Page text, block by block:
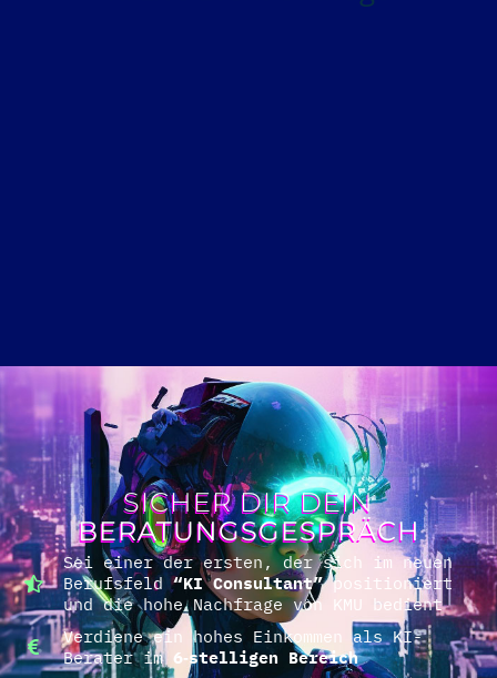
SICHER DIR DEIN
BERATUNGSGESPRÄCH
Sei einer der ersten, der sich im neuen
Berufsfeld“KI Consultant”positioniert
und die hohe Nachfrage von KMU bedient
Verdiene ein hohes Einkommen als KI-
Berater im 6‑stelligen Bereich